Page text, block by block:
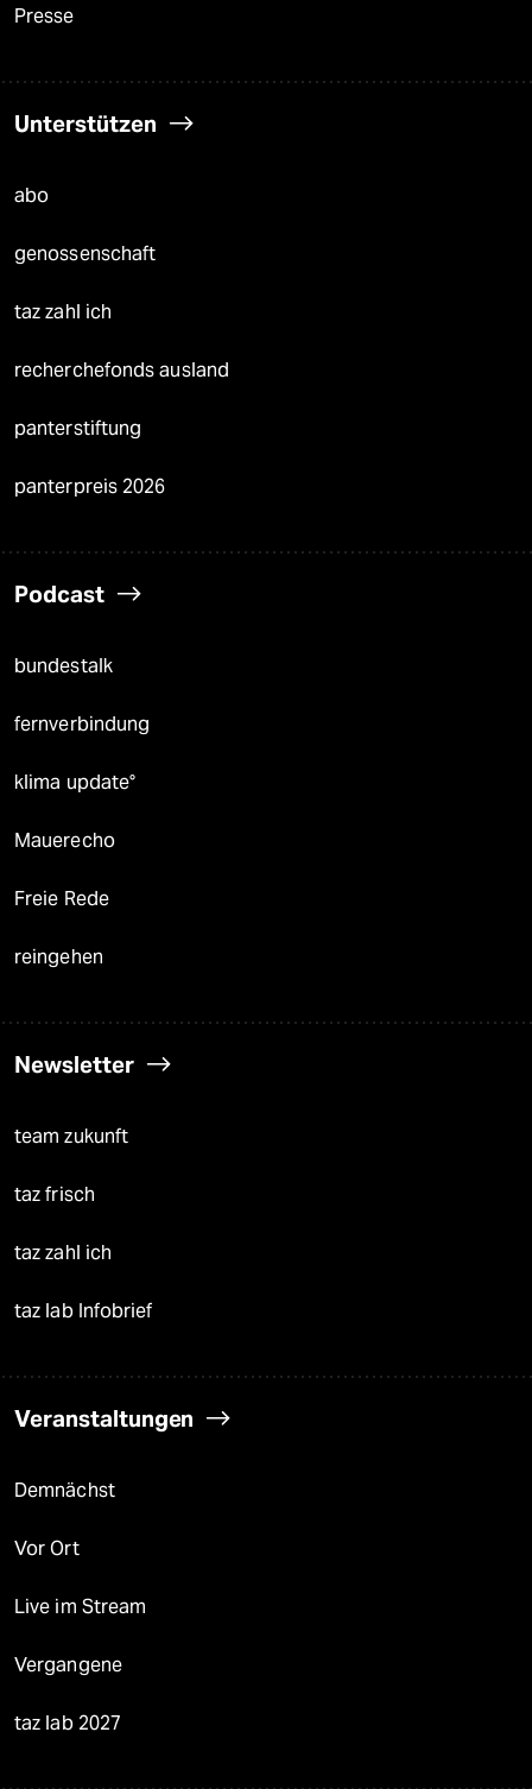
Presse
Unterstützen
abo
genossenschaft
taz zahl ich
recherchefonds ausland
panterstiftung
panterpreis 2026
Podcast
bundestalk
fernverbindung
klima update°
Mauerecho
Freie Rede
reingehen
Newsletter
team zukunft
taz frisch
taz zahl ich
taz lab Infobrief
Veranstaltungen
Demnächst
Vor Ort
Live im Stream
Vergangene
taz lab 2027